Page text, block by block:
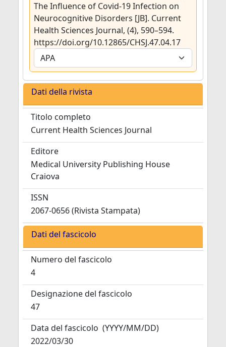
The Influence of Covid-19 Infection on
Neurocognitive Disorders [JB]. Current
Health Sciences Journal, (4), 590–594.
https://doi.org/10.12865/CHSJ.47.04.17
Dati della rivista
Titolo completo
Current Health Sciences Journal
Editore
Medical University Publishing House
Craiova
ISSN
2067-0656 (Rivista Stampata)
Dati del fascicolo
Numero del fascicolo
4
Designazione del fascicolo
47
Data del fascicolo (YYYY/MM/DD)
2022/03/30